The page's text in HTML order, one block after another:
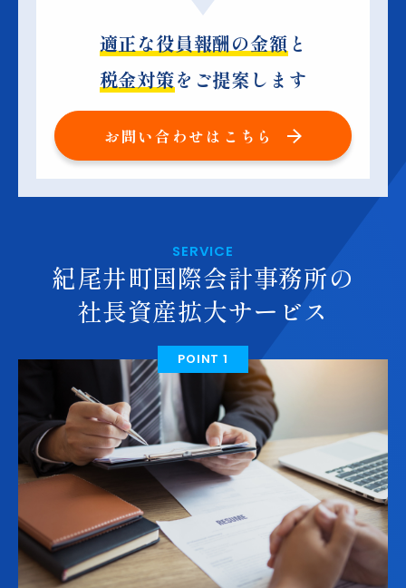
適正な役員報酬の金額 と
税金対策をご提案します
お問い合わせはこちら
SERVICE
紀尾井町国際会計事務所の
社長資産拡大サービス
POINT 1